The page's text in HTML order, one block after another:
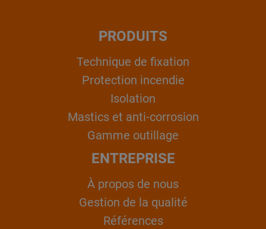
PRODUITS
Technique de fixation
Protection incendie
Isolation
Mastics et anti-corrosion
Gamme outillage
ENTREPRISE
À propos de nous
Gestion de la qualité
Références